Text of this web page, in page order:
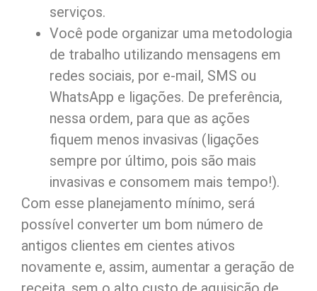
serviços.
Você pode organizar uma metodologia
de trabalho utilizando mensagens em
redes sociais, por e-mail, SMS ou
WhatsApp e ligações. De preferência,
nessa ordem, para que as ações
fiquem menos invasivas (ligações
sempre por último, pois são mais
invasivas e consomem mais tempo!).
Com esse planejamento mínimo, será
possível converter um bom número de
antigos clientes em cientes ativos
novamente e, assim, aumentar a geração de